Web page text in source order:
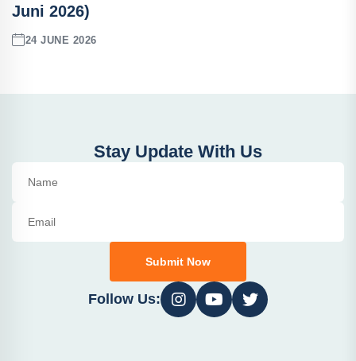
Juni 2026)
24 JUNE 2026
Stay Update With Us
Submit Now
Follow Us: